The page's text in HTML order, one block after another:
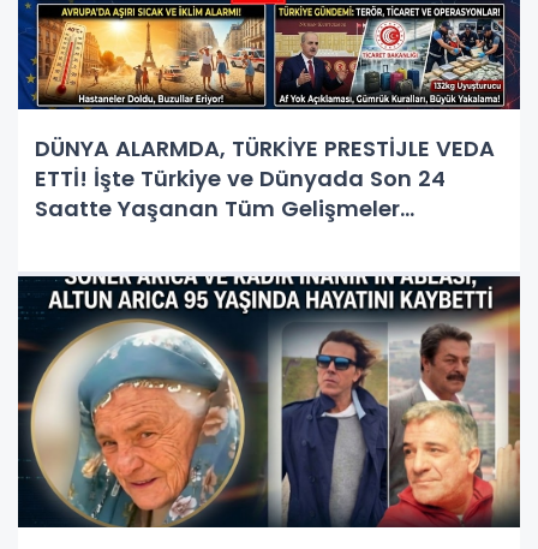
DÜNYA ALARMDA, TÜRKİYE PRESTİJLE VEDA
ETTİ! İşte Türkiye ve Dünyada Son 24
Saatte Yaşanan Tüm Gelişmeler...